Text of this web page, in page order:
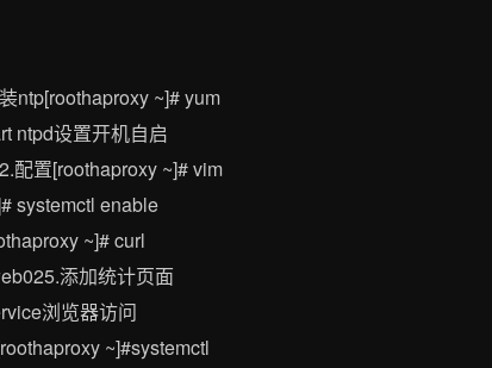
ntp[roothaproxy ~]# yum
ntpd设置开机自启
配置[roothaproxy ~]# vim
systemctl enable
~]# curl
添加统计页面
浏览器访问
~]#systemctl